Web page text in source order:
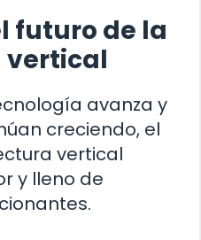
futuro de la
avanza y
creciendo, el
vertical
y lleno de